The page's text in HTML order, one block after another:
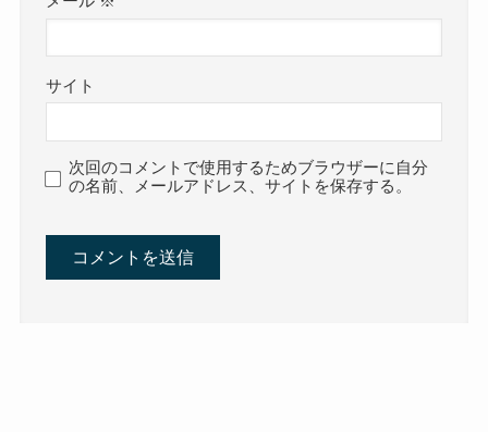
サイト
次回のコメントで使用するためブラウザーに自分
の名前、メールアドレス、サイトを保存する。